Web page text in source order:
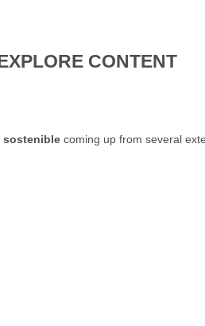
CONTENT
sostenible coming up from several